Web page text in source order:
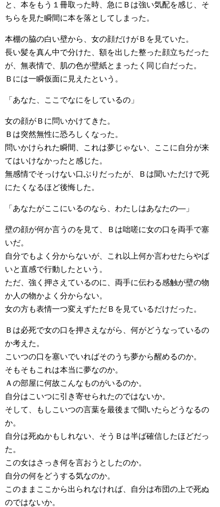
と、本をもう１冊取った時、急にＢは強い気配を感じ、そ
ちらを見た瞬間に本を落としてしまった。
本棚の脇の白い壁から、女の顔だけがＢを見ていた。
長い髪を真ん中で分けた、額を出した整った顔立ちだった
が、無表情で、肌の色が壁紙とまったく同じ白だった。
Ｂには一瞬仮面に見えたという。
「あなた、ここでなにをしているの」
女の顔がＢに問いかけてきた。
Ｂは突然無性に恐ろしくなった。
問いかけられた瞬間、これは夢じゃない、ここに自分が来
てはいけなかったと感じた。
無感情でそっけない口ぶりだったが、Ｂは聞いただけで死
にたくなるほど後悔した。
「あなたがここにいるのなら、わたしはあなたの―」
壁の顔が何か言うのを見て、Ｂは咄嗟に女の口を両手で塞
いだ。
自分でもよく分からないが、これ以上何か言わせたらやば
いと直感で行動したという。
ただ、強く押さえているのに、両手に伝わる感触が壁の物
か人の物かよく分からない。
女の方も表情一つ変えずただＢを見ているだけだった。
Ｂは必死で女の口を押さえながら、何がどうなっているの
か考えた。
こいつの口を塞いでいればそのうち夢から醒めるのか。
そもそもこれは本当に夢なのか。
Ａの部屋に何故こんなものがいるのか。
自分はこいつに引き寄せられたのではないか。
そして、もしこいつの言葉を最後まで聞いたらどうなるの
か。
自分は死ぬかもしれない、そうＢは半ば確信したほどだっ
た。
この女はさっき何を言おうとしたのか。
自分の何をどうする気なのか。
このままここから出られなければ、自分は布団の上で死ぬ
のではないか。